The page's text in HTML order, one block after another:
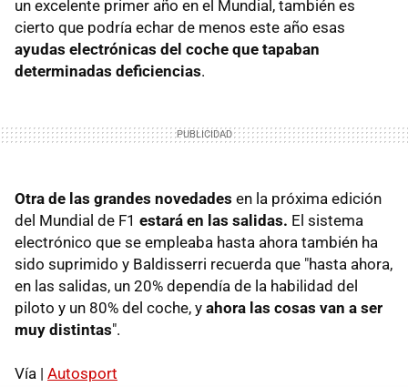
un excelente primer año en el Mundial, también es
cierto que podría echar de menos este año esas
ayudas electrónicas del coche que tapaban
determinadas deficiencias.
Otra de las grandes novedades en la próxima edición
del Mundial de F1 estará en las salidas. El sistema
electrónico que se empleaba hasta ahora también ha
sido suprimido y Baldisserri recuerda que "hasta ahora,
en las salidas, un 20% dependía de la habilidad del
piloto y un 80% del coche, y ahora las cosas van a ser
muy distintas".
Vía | Autosport